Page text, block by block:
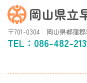
岡山県立
〒701-0304 岡山県都窪郡
TEL： 086-482-